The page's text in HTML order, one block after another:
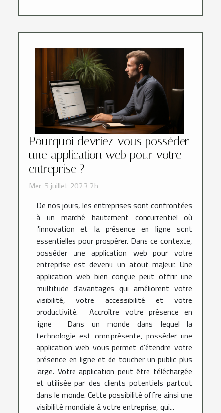
Pourquoi devriez-vous posséder
une application web pour votre
entreprise ?
Mer. 5 juillet 2023 2h
De nos jours, les entreprises sont confrontées
à un marché hautement concurrentiel où
l'innovation et la présence en ligne sont
essentielles pour prospérer. Dans ce contexte,
posséder une application web pour votre
entreprise est devenu un atout majeur. Une
application web bien conçue peut offrir une
multitude d'avantages qui améliorent votre
visibilité, votre accessibilité et votre
productivité. Accroître votre présence en
ligne Dans un monde dans lequel la
technologie est omniprésente, posséder une
application web vous permet d'étendre votre
présence en ligne et de toucher un public plus
large. Votre application peut être téléchargée
et utilisée par des clients potentiels partout
dans le monde. Cette possibilité offre ainsi une
visibilité mondiale à votre entreprise, qui...